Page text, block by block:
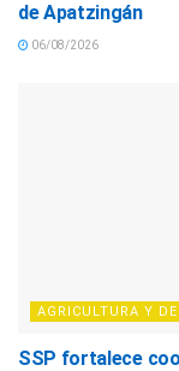
de Apatzingán
06/08/2026
AGRICULTURA Y
SSP fortalece